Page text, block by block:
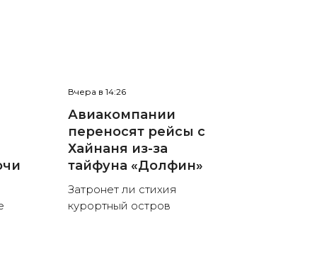
Вчера в 14:26
Авиакомпании
переносят рейсы с
Хайнаня из-за
тайфуна «Долфин»
Затронет ли стихия
курортный остров